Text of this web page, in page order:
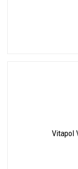
Vitapol